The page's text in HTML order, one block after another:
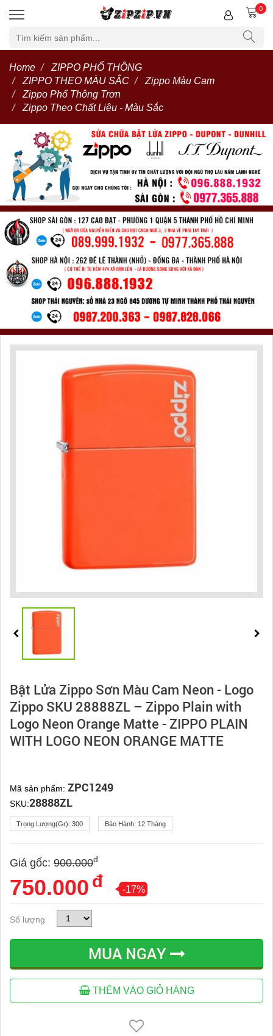
0
Home
ZIPPO PHỔ THÔNG
ZIPPO THEO MÀU SẮC
Zippo Màu Cam
Zippo Phổ Thông Trơn
Zippo Theo Chất Liệu - Màu Sắc
Bật Lửa Zippo Sơn Màu Cam Neon - Logo
Zippo SKU 28888ZL – Zippo Plain with
Logo Neon Orange Matte - ZIPPO PLAIN
WITH LOGO NEON ORANGE MATTE
Mã sản phẩm: ZPC1249
SKU:28888ZL
Trọng Lượng(gr): 300 Bảo Hành: 12 Tháng
Giá gốc: 900.000đ
750.000 đ -17%
Số lượng
MUA NGAY
THÊM VÀO GIỎ HÀNG